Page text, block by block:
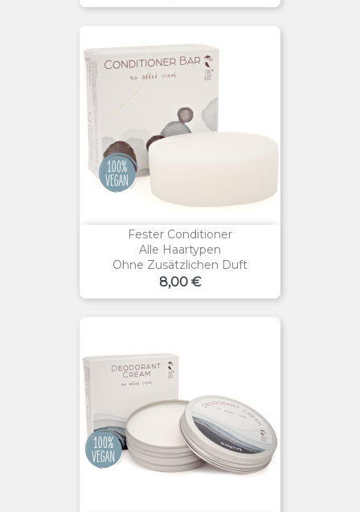
Fester Conditioner
Alle Haartypen
Ohne Zusätzlichen Duft
Preis
8,00 €